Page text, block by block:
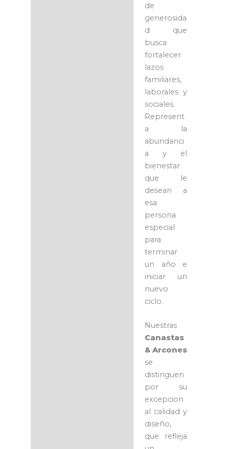
de
generosida
d que
busca
fortalecer
lazos
familiares,
laborales y
sociales.
Represent
a la
abundanci
a y el
bienestar
que le
desean a
esa
persona
especial
para
terminar
un año e
iniciar un
nuevo
ciclo.
Nuestras
Canastas
& Arcones
se
distinguen
por su
excepcion
al calidad y
diseño,
que refleja